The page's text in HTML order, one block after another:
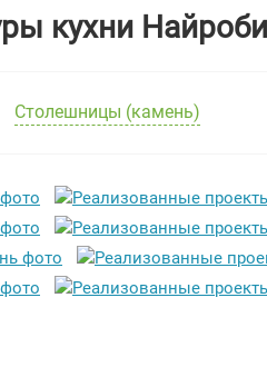
кухни Найроби
Столешницы (камень)